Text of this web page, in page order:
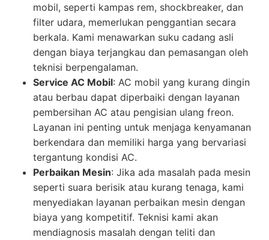
mobil, seperti kampas rem, shockbreaker, dan
filter udara, memerlukan penggantian secara
berkala. Kami menawarkan suku cadang asli
dengan biaya terjangkau dan pemasangan oleh
teknisi berpengalaman.
Service AC Mobil: AC mobil yang kurang dingin
atau berbau dapat diperbaiki dengan layanan
pembersihan AC atau pengisian ulang freon.
Layanan ini penting untuk menjaga kenyamanan
berkendara dan memiliki harga yang bervariasi
tergantung kondisi AC.
Perbaikan Mesin: Jika ada masalah pada mesin
seperti suara berisik atau kurang tenaga, kami
menyediakan layanan perbaikan mesin dengan
biaya yang kompetitif. Teknisi kami akan
mendiagnosis masalah dengan teliti dan